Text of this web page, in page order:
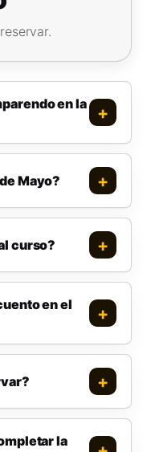
en la
Mayo?
curso?
en el
la